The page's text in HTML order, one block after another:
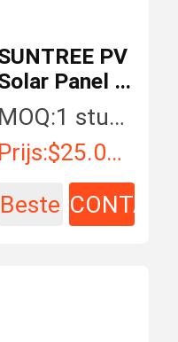
PV
Panel 4
Strings DC
Combiner Box
MOQ:1 stuk/Stukken
Prijs:$25.00 - $219.00 / Piece
Beste CONTACT